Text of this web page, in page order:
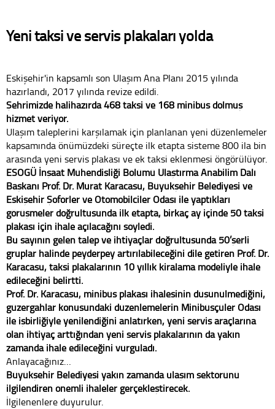
Yeni taksi ve servis plakaları yolda
Eskişehir'in kapsamlı son Ulaşım Ana Planı 2015 yılında
hazırlandı, 2017 yılında revize edildi.
Şehrimizde halihazırda 468 taksi ve 168 minibüs dolmuş
hizmet veriyor.
Ulaşım taleplerini karşılamak için planlanan yeni düzenlemeler
kapsamında önümüzdeki süreçte ilk etapta sisteme 800 ila bin
arasında yeni servis plakası ve ek taksi eklenmesi öngörülüyor.
ESOGÜ İnşaat Mühendisliği Bölümü Ulaştırma Anabilim Dalı
Başkanı Prof. Dr. Murat Karacasu, Büyükşehir Belediyesi ve
Eskişehir Şoförler ve Otomobilciler Odası ile yaptıkları
görüşmeler doğrultusunda ilk etapta, birkaç ay içinde 50 taksi
plakası için ihale açılacağını söyledi.
Bu sayının gelen talep ve ihtiyaçlar doğrultusunda 50’şerli
gruplar halinde peyderpey artırılabileceğini dile getiren Prof. Dr.
Karacasu, taksi plakalarının 10 yıllık kiralama modeliyle ihale
edileceğini belirtti.
Prof. Dr. Karacasu, minibüs plakası ihalesinin düşünülmediğini,
güzergahlar konusundaki düzenlemelerin Minibüsçüler Odası
ile işbirliğiyle yenilendiğini anlatırken, yeni servis araçlarına
olan ihtiyaç arttığından yeni servis plakalarının da yakın
zamanda ihale edileceğini vurguladı.
Anlayacağınız…
Büyükşehir Belediyesi yakın zamanda ulaşım sektörünü
ilgilendiren önemli ihaleler gerçekleştirecek.
İlgilenenlere duyurulur.